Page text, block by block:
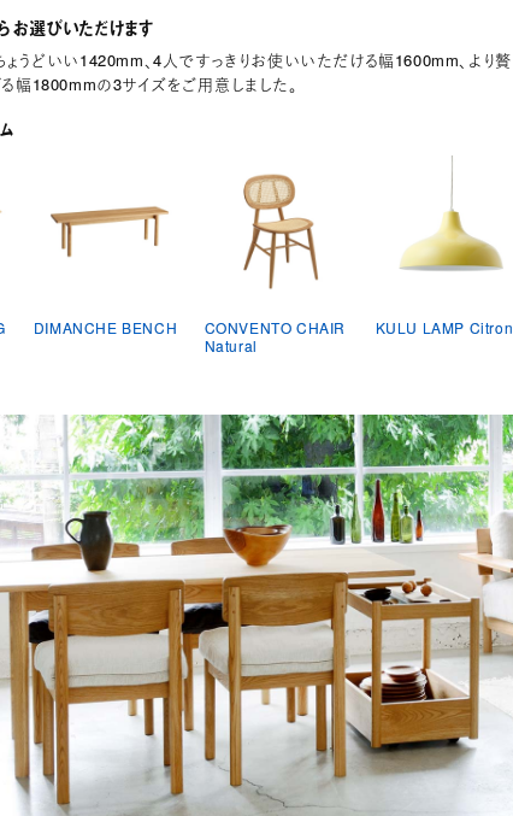
お選びいただけます
うどいい1420mm、4人ですっきりお使いいただける幅1600mm、より贅
幅1800mmの3サイズをご用意しました。
DIMANCHE BENCH
CONVENTO CHAIR
Natural
KULU LAMP Citron